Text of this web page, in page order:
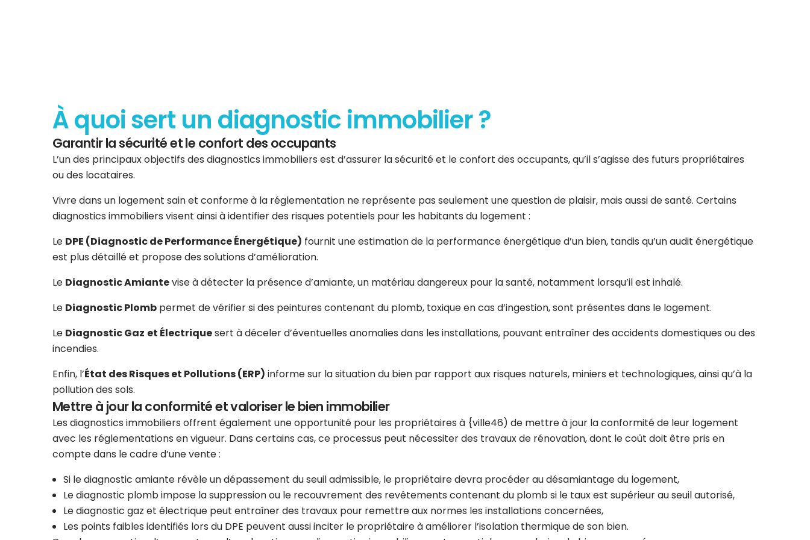
À quoi sert un diagnostic immobilier ?
Garantir la sécurité et le confort des occupants
L’un des principaux objectifs des diagnostics immobiliers est d’assurer la sécurité et le confort des occupants, qu’il s’agisse des futurs propriétaires
ou des locataires.
Vivre dans un logement sain et conforme à la réglementation ne représente pas seulement une question de plaisir, mais aussi de santé. Certains
diagnostics immobiliers visent ainsi à identifier des risques potentiels pour les habitants du logement :
Le DPE (Diagnostic de Performance Énergétique) fournit une estimation de la performance énergétique d’un bien, tandis qu’un audit énergétique
est plus détaillé et propose des solutions d’amélioration.
Le Diagnostic Amiantevise à détecter la présence d’amiante, un matériau dangereux pour la santé, notamment lorsqu’il est inhalé.
Le Diagnostic Plomb permet de vérifier si des peintures contenant du plomb, toxique en cas d’ingestion, sont présentes dans le logement.
Le Diagnostic Gaz et Électriquesert à déceler d’éventuelles anomalies dans les installations, pouvant entraîner des accidents domestiques ou des
incendies.
Enfin, l’État des Risques et Pollutions (ERP) informe sur la situation du bien par rapport aux risques naturels, miniers et technologiques, ainsi qu’à la
pollution des sols.
Mettre à jour la conformité et valoriser le bien immobilier
Les diagnostics immobiliers offrent également une opportunité pour les propriétaires à {ville46) de mettre à jour la conformité de leur logement
avec les réglementations en vigueur. Dans certains cas, ce processus peut nécessiter des travaux de rénovation, dont le coût doit être pris en
compte dans le cadre d’une vente :
Si le diagnostic amiante révèle un dépassement du seuil admissible, le propriétaire devra procéder au désamiantage du logement,
Le diagnostic plomb impose la suppression ou le recouvrement des revêtements contenant du plomb si le taux est supérieur au seuil autorisé,
Le diagnostic gaz et électrique peut entraîner des travaux pour remettre aux normes les installations concernées,
Les points faibles identifiés lors du DPE peuvent aussi inciter le propriétaire à améliorer l’isolation thermique de son bien.